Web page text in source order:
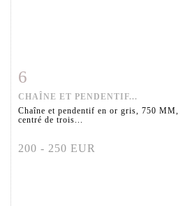
6
CHAÎNE ET PENDENTIF...
Chaîne et pendentif en or gris, 750 MM,
centré de trois...
200 - 250 EUR